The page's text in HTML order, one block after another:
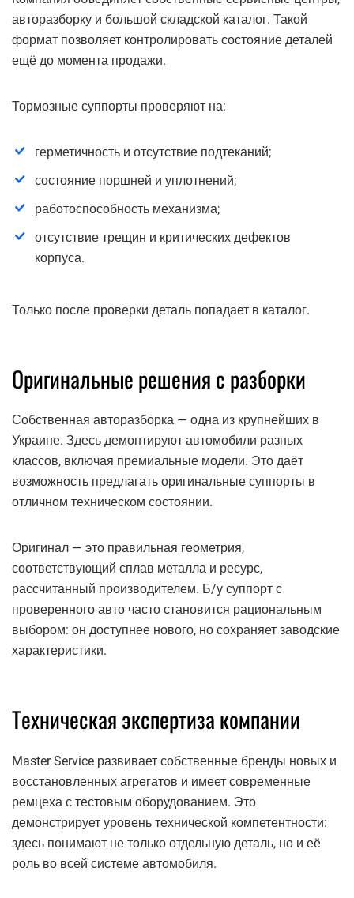
авторазборку и большой складской каталог. Такой
формат позволяет контролировать состояние деталей
ещё до момента продажи.
Тормозные суппорты проверяют на:
герметичность и отсутствие подтеканий;
состояние поршней и уплотнений;
работоспособность механизма;
отсутствие трещин и критических дефектов
корпуса.
Только после проверки деталь попадает в каталог.
Оригинальные решения с разборки
Собственная авторазборка — одна из крупнейших в
Украине. Здесь демонтируют автомобили разных
классов, включая премиальные модели. Это даёт
возможность предлагать оригинальные суппорты в
отличном техническом состоянии.
Оригинал — это правильная геометрия,
соответствующий сплав металла и ресурс,
рассчитанный производителем. Б/у суппорт с
проверенного авто часто становится рациональным
выбором: он доступнее нового, но сохраняет заводские
характеристики.
Техническая экспертиза компании
Master Service развивает собственные бренды новых и
восстановленных агрегатов и имеет современные
ремцеха с тестовым оборудованием. Это
демонстрирует уровень технической компетентности:
здесь понимают не только отдельную деталь, но и её
роль во всей системе автомобиля.